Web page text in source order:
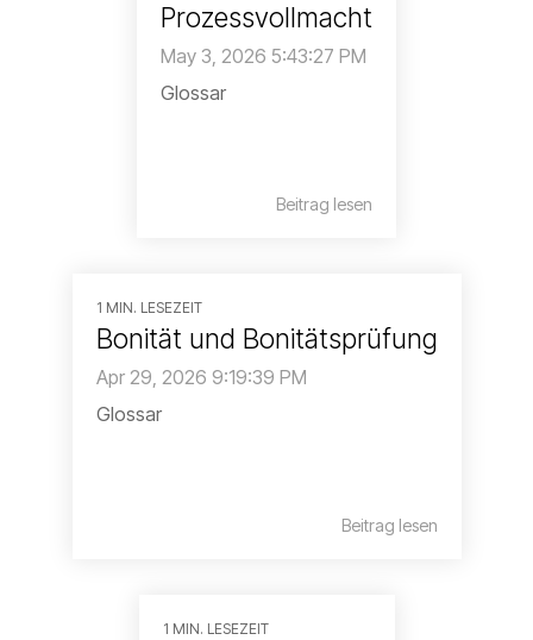
Prozessvollmacht
May 3, 2026 5:43:27 PM
Glossar
Beitrag lesen
1 MIN. LESEZEIT
Bonität und Bonitätsprüfung
Apr 29, 2026 9:19:39 PM
Glossar
Beitrag lesen
1 MIN. LESEZEIT